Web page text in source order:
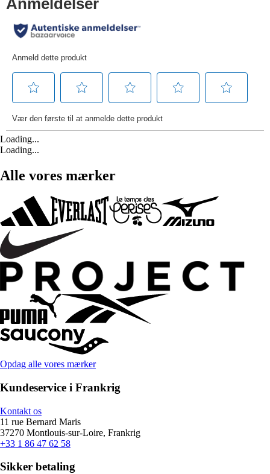
Loading...
Loading...
Alle vores mærker
Opdag alle vores mærker
Kundeservice i Frankrig
Kontakt os
11 rue Bernard Maris
37270 Montlouis-sur-Loire, Frankrig
+33 1 86 47 62 58
Sikker betaling